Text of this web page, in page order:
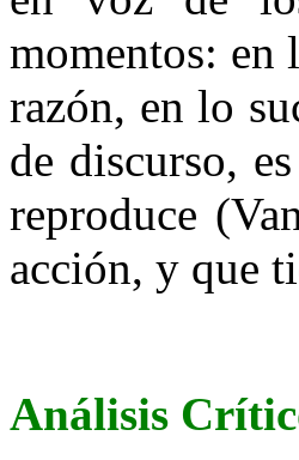
momentos: en
razón, en lo
de discurso,
reproduce
acción, y que
Análisis